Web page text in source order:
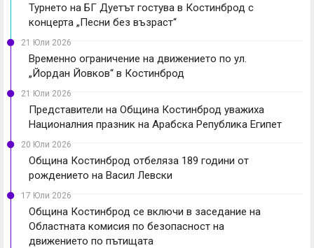
Турнето на БГ Дуетът гостува в Костинброд с
концерта „Песни без възраст“
21 Юли 2026
Временно ограничение на движението по ул.
„Йордан Йовков“ в Костинброд
21 Юли 2026
Представители на Община Костинброд уважиха
Националния празник на Арабска Република Египет
20 Юли 2026
Община Костинброд отбеляза 189 години от
рождението на Васил Левски
17 Юли 2026
Община Костинброд се включи в заседание на
Областната комисия по безопасност на
движението по пътищата